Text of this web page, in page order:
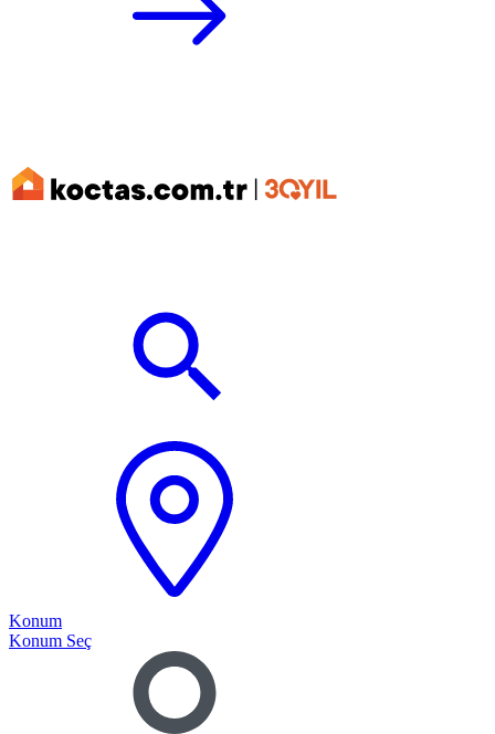
Konum
Konum Seç